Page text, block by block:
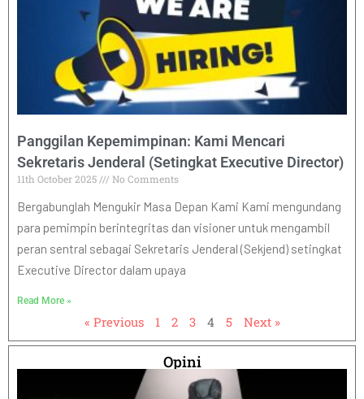
Panggilan Kepemimpinan: Kami Mencari
Sekretaris Jenderal (Setingkat Executive Director)
11th October 2025 No Comments
Bergabunglah Mengukir Masa Depan Kami Kami mengundang
para pemimpin berintegritas dan visioner untuk mengambil
peran sentral sebagai Sekretaris Jenderal (Sekjend) setingkat
Executive Director dalam upaya
Read More »
« Previous 1 2 3 4 5 Next »
Opini